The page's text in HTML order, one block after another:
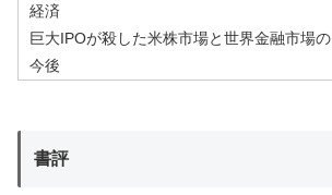
経済
巨大IPOが殺した米株市場と世界金融市場の
今後
書評